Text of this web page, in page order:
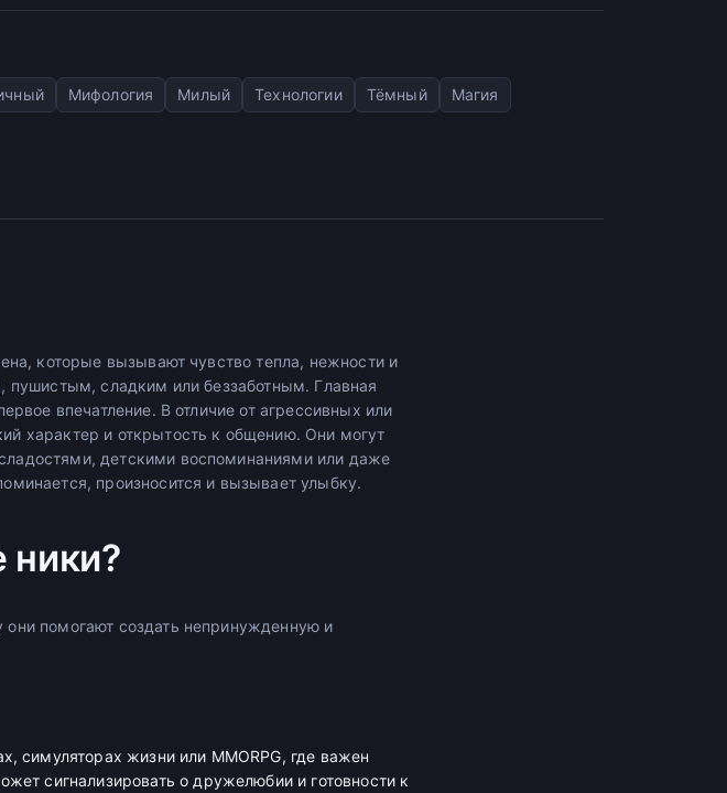
Мифология Милый Технологии Тёмный
Магия
которые вызывают чувство тепла, нежности и
пушистым, сладким или беззаботным. Главная
впечатление. В отличие от агрессивных или
характер и открытость к общению. Они могут
детскими воспоминаниями или даже
произносится и вызывает улыбку.
ники?
помогают создать непринужденную и
симуляторах жизни или MMORPG, где важен
сигнализировать о дружелюбии и готовности к